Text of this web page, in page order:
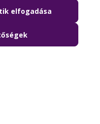
elfogadása